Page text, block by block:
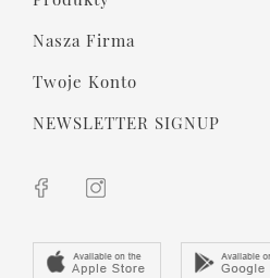
Nasza Firma
Twoje Konto
NEWSLETTER SIGNUP